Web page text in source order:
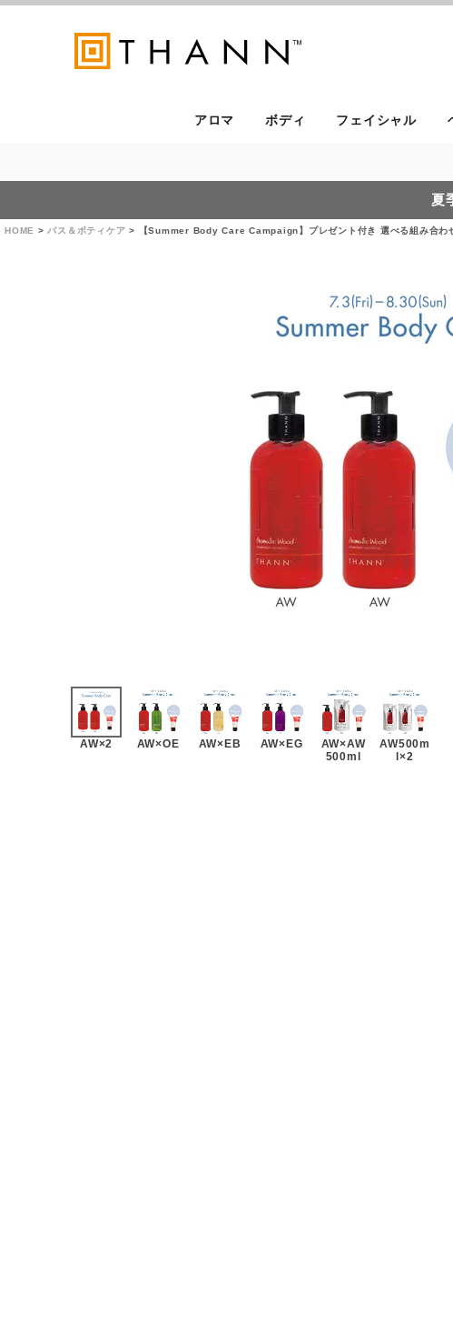
アロマ ボディ フェイシャル
夏
HOME バス＆ボティケア 【Summer Body Care Campaign】プレゼント付き 選べる組み合わ
AW×2 AW×OE AW×EB AW×EG
AW×AW
500ml
AW500m
l×2